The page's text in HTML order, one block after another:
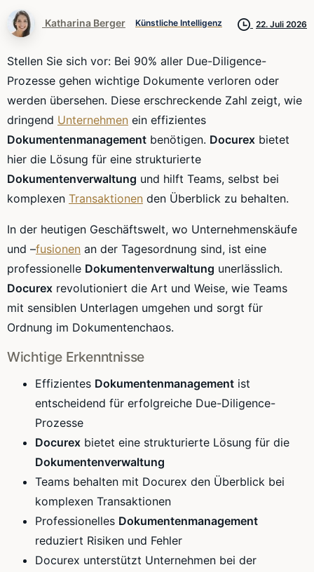
Katharina Berger Künstliche Intelligenz 22. Juli 2026
Stellen Sie sich vor: Bei 90% aller Due-Diligence-
Prozesse gehen wichtige Dokumente verloren oder
werden übersehen. Diese erschreckende Zahl zeigt, wie
dringend Unternehmen ein effizientes
Dokumentenmanagement benötigen. Docurex bietet
hier die Lösung für eine strukturierte
Dokumentenverwaltung und hilft Teams, selbst bei
komplexen Transaktionen den Überblick zu behalten.
In der heutigen Geschäftswelt, wo Unternehmenskäufe
und –fusionen an der Tagesordnung sind, ist eine
professionelle Dokumentenverwaltung unerlässlich.
Docurex revolutioniert die Art und Weise, wie Teams
mit sensiblen Unterlagen umgehen und sorgt für
Ordnung im Dokumentenchaos.
Wichtige Erkenntnisse
Effizientes Dokumentenmanagement ist
entscheidend für erfolgreiche Due-Diligence-
Prozesse
Docurex bietet eine strukturierte Lösung für die
Dokumentenverwaltung
Teams behalten mit Docurex den Überblick bei
komplexen Transaktionen
Professionelles Dokumentenmanagement
reduziert Risiken und Fehler
Docurex unterstützt Unternehmen bei der